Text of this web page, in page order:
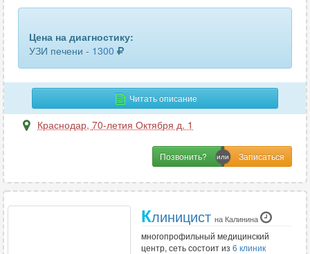
Цена на диагностику:
УЗИ печени - 1300
Читать описание
Краснодар, 70-летия Октября д. 1
Позвонить?
Клиницист на Калинина
многопрофильный медицинский
центр, сеть состоит из 6 клиник